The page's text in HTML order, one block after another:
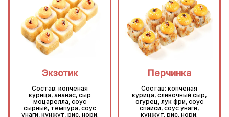
Экзотик
Состав: копченая
курица, ананас, сыр
моцарелла, соус
сырный, темпура, соус
унаги, кунжут, рис, нори.
Перчинка
Состав: копченая
курица, сливочный сыр,
огурец, лук фри, соус
спайси, соус унаги,
кунжут, рис, нори.